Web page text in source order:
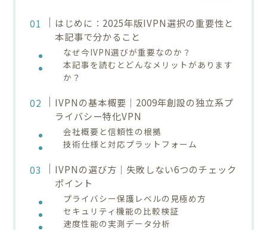
はじめに：2025年版IVPN選択の重要性と
本記事で分かること
なぜ今IVPN選びが重要なのか？
本記事を読むとどんなメリットがあります
か？
IVPNの基本概要｜2009年創設の独立系プ
ライバシー特化VPN
会社概要と信頼性の根拠
技術仕様と対応プラットフォーム
IVPNの選び方｜失敗しない6つのチェック
ポイント
プライバシー保護レベルの見極め方
セキュリティ機能の比較検証
速度性能の実測データ分析